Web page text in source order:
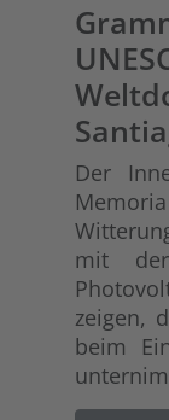
Der
mit
zeigen,
beim